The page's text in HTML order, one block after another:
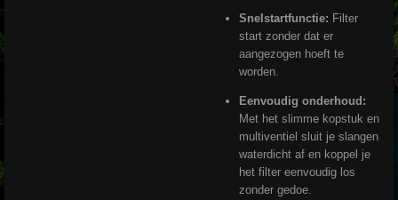
Snelstartfunctie: Filter
start zonder dat er
aangezogen hoeft te
worden.
Eenvoudig onderhoud:
Met het slimme kopstuk en
multiventiel sluit je slangen
waterdicht af en koppel je
het filter eenvoudig los
zonder gedoe.